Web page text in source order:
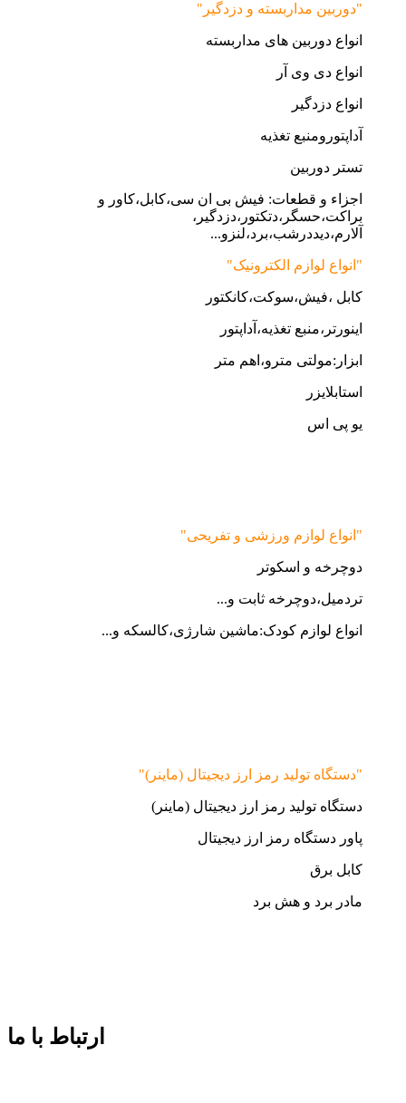
"دوربین مداربسته و دزدگیر"
انواع دوربین های مداربسته
انواع دی وی آر
انواع دزدگیر
آداپتورومنبع تغذیه
تستر دوربین
اجزاء و قطعات: فیش بی ان سی،کابل،کاور و
براکت،حسگر،دتکتور،دزدگیر،
آلارم،دیددرشب،برد،لنزو...
"انواع لوازم الکترونیک"
کابل ،فیش،سوکت،کانکتور
اینورتر،منبع تغذیه،آداپتور
ابزار:مولتی مترو،اهم متر
استابلایزر
یو پی اس
"انواع لوازم ورزشی و تفریحی"
دوچرخه و اسکوتر
تردمیل،دوچرخه ثابت و...
انواع لوازم کودک:ماشین شارژی،کالسکه و...
"دستگاه تولید رمز ارز دیجیتال (ماینر)"
دستگاه تولید رمز ارز دیجیتال (ماینر)
پاور دستگاه رمز ارز دیجیتال
کابل برق
مادر برد و هش برد
ارتباط با ما